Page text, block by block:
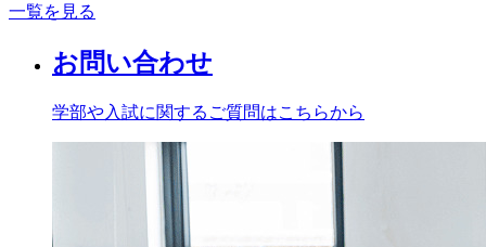
一覧を見る
お問い合わせ
学部や入試に関するご質問はこちらから